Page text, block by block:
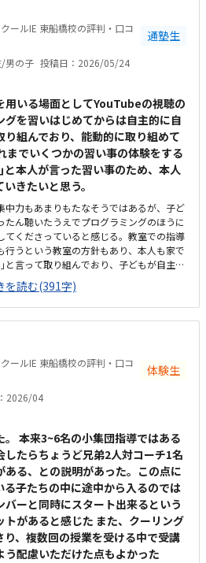
ールIE 東船橋校の評判・口コ
通塾生
/男の子 投稿日：2026/05/24
用いる場面としてYouTubeの視聴の
を習いはじめてからは自主的に自
組んでおり、能動的に取り組めて
までいくつかの習い事の体験をする
と本人が言った習い事のため、本人
きたいと思う。
中力もあまりもたなそうではあるが、子ど
たん聴いたうえでプログラミングのほうに
てくださっていると感じる。教室での指導
行うという教室の方針もあり、本人も家で
と言って取り組んでおり、子どもが自主的
じる。駅からも程近く、駐輪場もあるため
グラミングHALLOを目的に来ると個別指導
初回は少し迷ってしまった。プログラミ
間内で行われているため、プログラミング
の声が聞こえる。全体的に学習に集中で
子どもがまだ未就学児であるため、未就
割高のように感じる。
を読む(391字)
ールIE 東船橋校の評判・口コ
体験生
2026/04
本来3~6名の小集団指導ではある
したらちょうど兄弟2人対コーチ1名
る、との説明があった。この点に
子たちの中に途中から入るのでは
ーと同時にスタート出来るという
があると感じた また、クーリング
、複数回の授業を受ける中で受講
配慮いただけた点もよかった